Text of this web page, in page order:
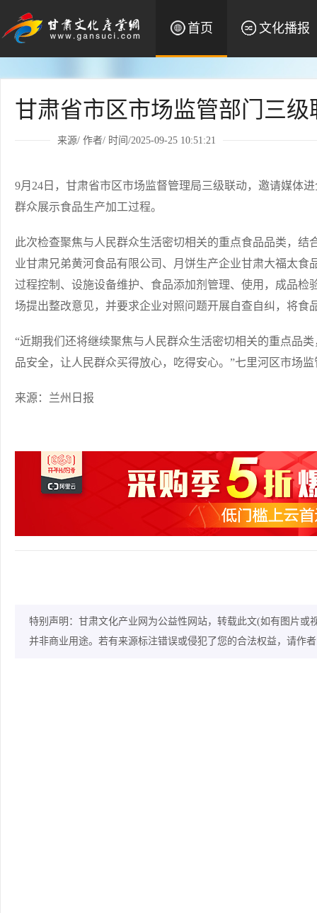
首页 文化播报
甘肃省市区市场监管部门三
来源/ 作者/ 时间/2025-09-25 10:51:21
9月24日，甘肃省市区市场监督管理局三级联动，邀请媒体
群众展示食品生产加工过程。
此次检查聚焦与人民群众生活密切相关的重点食品品类，结
业甘肃兄弟黄河食品有限公司、月饼生产企业甘肃大福太
过程控制、设施设备维护、食品添加剂管理、使用，成品
场提出整改意见，并要求企业对照问题开展自查自纠，将食
“近期我们还将继续聚焦与人民群众生活密切相关的重点品
品安全，让人民群众买得放心，吃得安心。”七里河区市场
来源：兰州日报
特别声明：甘肃文化产业网为公益性网站，转载此文(如有图片
并非商业用途。若有来源标注错误或侵犯了您的合法权益，请作